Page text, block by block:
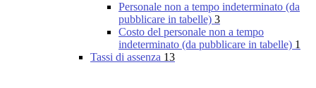
Personale non a tempo indeterminato (da
pubblicare in tabelle) 3
Costo del personale non a tempo
indeterminato (da pubblicare in tabelle) 1
Tassi di assenza 13